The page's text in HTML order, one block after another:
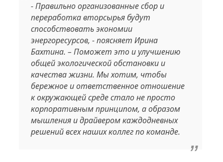
- Правильно организованные сбор и
переработка вторсырья будут
способствовать экономии
энергоресурсов, - поясняет Ирина
Бахтина. – Поможет это и улучшению
общей экологической обстановки и
качества жизни. Мы хотим, чтобы
бережное и ответственное отношение
к окружающей среде стало не просто
корпоративным принципом, а образом
мышления и драйвером каждодневных
решений всех наших коллег по команде.